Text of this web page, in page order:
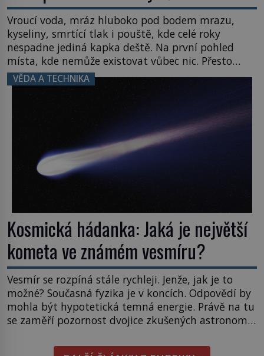
Vroucí voda, mráz hluboko pod bodem mrazu,
kyseliny, smrtící tlak i pouště, kde celé roky
nespadne jediná kapka deště. Na první pohled
místa, kde nemůže existovat vůbec nic. Přesto
právě tady vědci objevují organismy, které
posouvají hranice života. Každý nový nález mění
napovídá, kde bychom jednou […]
VĚDA A TECHNIKA
Kosmická hádanka: Jaká je největší
kometa ve známém vesmíru?
Vesmír se rozpíná stále rychleji. Jenže, jak je to
možné? Současná fyzika je v koncích. Odpovědí by
mohla být hypotetická temná energie. Právě na tu
se zaměří pozornost dvojice zkušených astronomů.
hmatatelnějšího. Naprosto rekordní kometu!